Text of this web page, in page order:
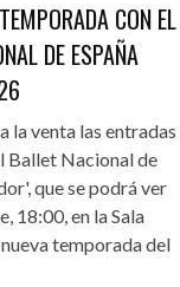
CON EL
DE ESPAÑA
la venta las entradas
Ballet Nacional de
que se podrá ver
18:00, en la Sala
temporada del